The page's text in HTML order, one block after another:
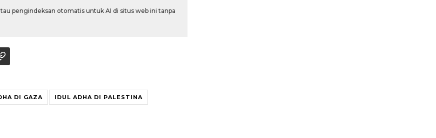
pengindeksan otomatis untuk AI di situs web ini tanpa
DI GAZA IDUL ADHA DI PALESTINA